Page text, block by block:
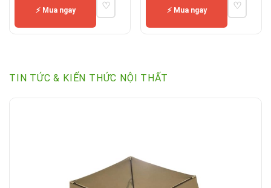
⚡ Mua ngay ♡ ⚡ Mua ngay ♡
TIN TỨC & KIẾN THỨC NỘI THẤT